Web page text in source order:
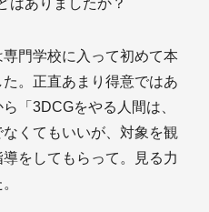
はありましたか？
専門学校に入って初めて本
。正直あまり得意ではあ
「3DCGをやる人間は、
くてもいいが、対象を観
をしてもらって。見る力